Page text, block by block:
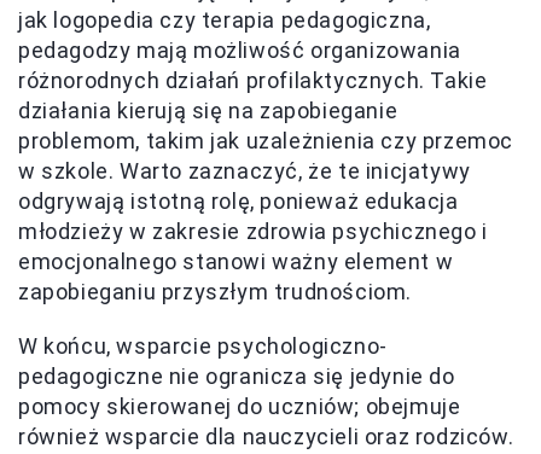
jak logopedia czy terapia pedagogiczna,
pedagodzy mają możliwość organizowania
różnorodnych działań profilaktycznych. Takie
działania kierują się na zapobieganie
problemom, takim jak uzależnienia czy przemoc
w szkole. Warto zaznaczyć, że te inicjatywy
odgrywają istotną rolę, ponieważ edukacja
młodzieży w zakresie zdrowia psychicznego i
emocjonalnego stanowi ważny element w
zapobieganiu przyszłym trudnościom.
W końcu, wsparcie psychologiczno-
pedagogiczne nie ogranicza się jedynie do
pomocy skierowanej do uczniów; obejmuje
również wsparcie dla nauczycieli oraz rodziców.